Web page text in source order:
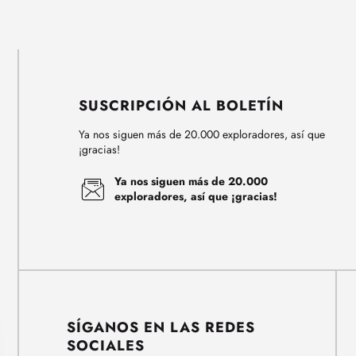
SUSCRIPCIÓN AL BOLETÍN
Ya nos siguen más de 20.000 exploradores, así que
¡gracias!
Ya nos siguen más de 20.000
exploradores, así que ¡gracias!
SÍGANOS EN LAS REDES
SOCIALES